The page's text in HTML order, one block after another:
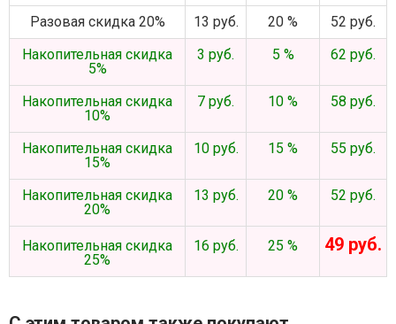
Разовая скидка 20%
13 руб. 20 %
52 руб.
Накопительная скидка
5%
3 руб. 5 % 62 руб.
Накопительная скидка
10%
7 руб. 10 % 58 руб.
Накопительная скидка
15%
10 руб. 15 % 55 руб.
Накопительная скидка
20%
13 руб. 20 % 52 руб.
Накопительная скидка
25%
16 руб. 25 % 49 руб.